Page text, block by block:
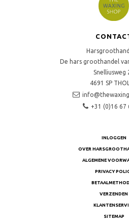
De hars groothandel
Snelliusweg
4691 SP
+31 (0)16 67
INLOGGEN
OVER
ALGEMENE
PRIVACY
VERZENDEN
SITEMAP